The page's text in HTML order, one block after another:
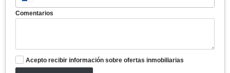
Comentarios
Acepto recibir información sobre ofertas inmobiliarias